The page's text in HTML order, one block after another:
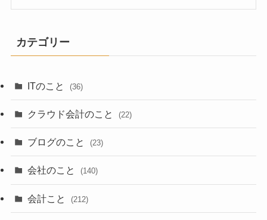
カテゴリー
ITのこと (36)
クラウド会計のこと (22)
ブログのこと (23)
会社のこと (140)
会計こと (212)